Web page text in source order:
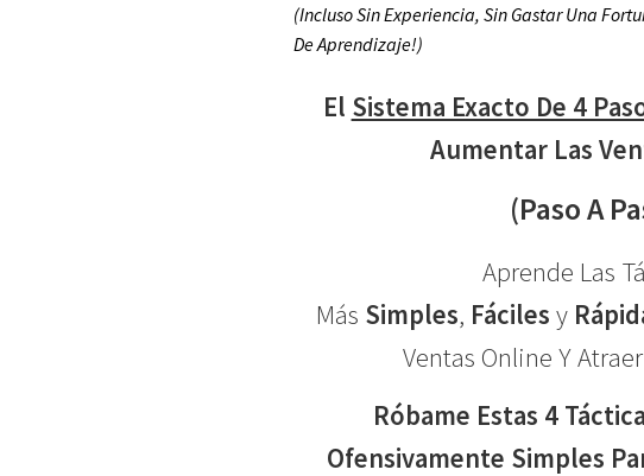
(Incluso Sin Experiencia, Sin Gastar Una
De Aprendizaje!)
El Sistema Exacto De 4
Aumentar Las
(Paso A
Aprende Las
Más Simples, Fáciles y
Ventas Online Y
Róbame Estas 4
Ofensivamente Simples